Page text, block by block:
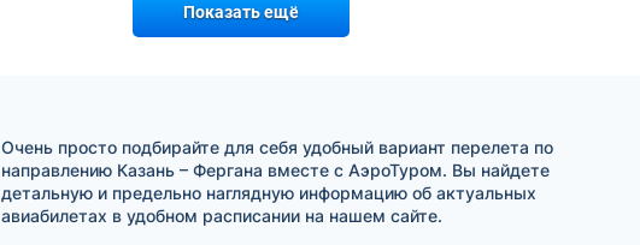
Показать ещё
Очень просто подбирайте для себя удобный вариант перелета по
направлению Казань – Фергана вместе с АэроТуром. Вы найдете
детальную и предельно наглядную информацию об актуальных
авиабилетах в удобном расписании на нашем сайте.